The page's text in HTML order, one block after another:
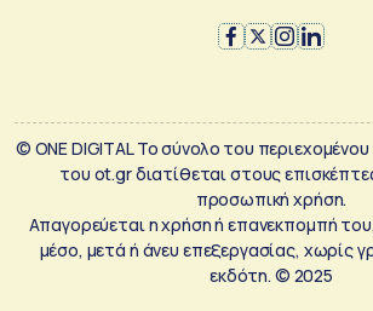
© ONE DIGITAL Το σύνολο του
του ot.gr διατίθεται στους
προσωπική χρήση.
Απαγορεύεται η χρήση ή επανεκπομπή
μέσο, μετά ή άνευ επεξεργασίας, χωρίς
εκδότη. © 2025